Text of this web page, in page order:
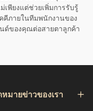
พียงแต่ช่วยเพิ่มการรับรู้
คีภายในทีมพนักงานของ
ด์ของคุณต่อสายตาลูกค้า
มายข่าวของเรา